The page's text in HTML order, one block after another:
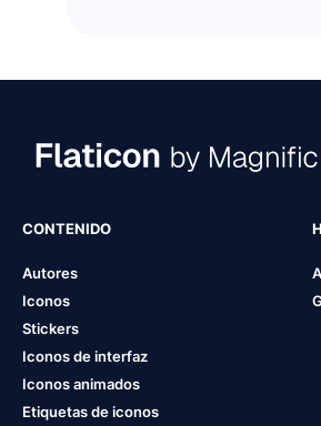
CONTENIDO
Autores
Iconos
Stickers
Iconos de interfaz
Iconos animados
Etiquetas de iconos